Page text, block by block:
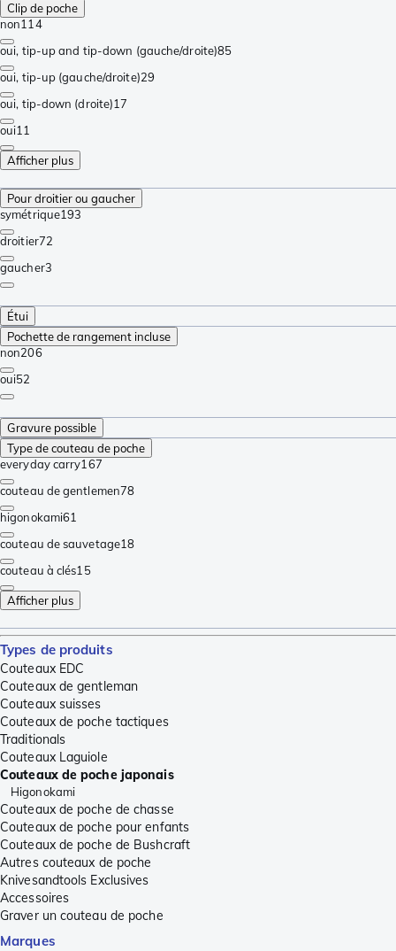
Clip de poche
non114
oui, tip-up and tip-down (gauche/droite)85
oui, tip-up (gauche/droite)29
oui, tip-down (droite)17
oui11
Afficher plus
Pour droitier ou gaucher
symétrique193
droitier72
gaucher3
Étui
Pochette de rangement incluse
non206
oui52
Gravure possible
Type de couteau de poche
everyday carry167
couteau de gentlemen78
higonokami61
couteau de sauvetage18
couteau à clés15
Afficher plus
Types de produits
Couteaux EDC
Couteaux de gentleman
Couteaux suisses
Couteaux de poche tactiques
Traditionals
Couteaux Laguiole
Couteaux de poche japonais
Higonokami
Couteaux de poche de chasse
Couteaux de poche pour enfants
Couteaux de poche de Bushcraft
Autres couteaux de poche
Knivesandtools Exclusives
Accessoires
Graver un couteau de poche
Marques